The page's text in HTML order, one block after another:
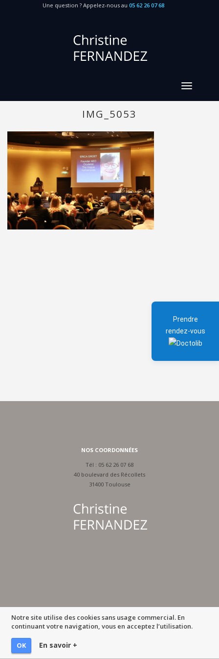
Notre site utilise des cookies sans usage commercial. En
continuant votre navigation, vous en acceptez l’utilisation.
OK En savoir +
Une question ? Appelez-nous au05 62 26 07 68
IMG_5053
NOS COORDONNÉES
Tél : 05 62 26 07 68
40 boulevard des Récollets
31400 Toulouse
Prendre
rendez-vous
MENTIONS LÉGALES